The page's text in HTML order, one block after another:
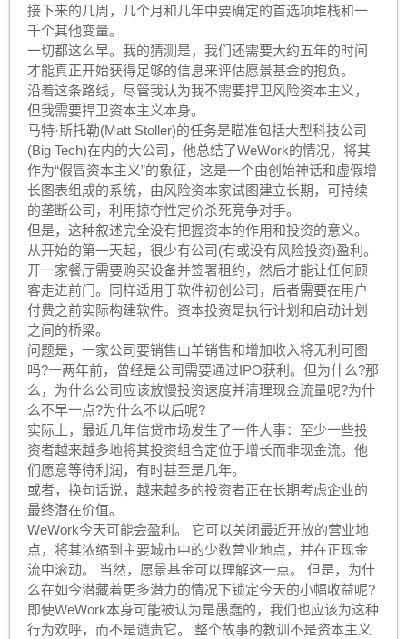
接下来的几周，几个月和几年中要确定的首选项堆栈和一
千个其他变量。
一切都这么早。我的猜测是，我们还需要大约五年的时间
才能真正开始获得足够的信息来评估愿景基金的抱负。
沿着这条路线，尽管我认为我不需要捍卫风险资本主义，
但我需要捍卫资本主义本身。
马特·斯托勒(Matt Stoller)的任务是瞄准包括大型科技公司
(Big Tech)在内的大公司，他总结了WeWork的情况，将其
作为“假冒资本主义”的象征，这是一个由创始神话和虚假增
长图表组成的系统，由风险资本家试图建立长期，可持续
的垄断公司，利用掠夺性定价杀死竞争对手。
但是，这种叙述完全没有把握资本的作用和投资的意义。
从开始的第一天起，很少有公司(有或没有风险投资)盈利。
开一家餐厅需要购买设备并签署租约，然后才能让任何顾
客走进前门。同样适用于软件初创公司，后者需要在用户
付费之前实际构建软件。资本投资是执行计划和启动计划
之间的桥梁。
问题是，一家公司要销售山羊销售和增加收入将无利可图
吗?一两年前，曾经是公司需要通过IPO获利。但为什么?那
么，为什么公司应该放慢投资速度并清理现金流量呢?为什
么不早一点?为什么不以后呢?
实际上，最近几年信贷市场发生了一件大事：至少一些投
资者越来越多地将其投资组合定位于增长而非现金流。他
们愿意等待利润，有时甚至是几年。
或者，换句话说，越来越多的投资者正在长期考虑企业的
最终潜在价值。
WeWork今天可能会盈利。 它可以关闭最近开放的营业地
点，将其浓缩到主要城市中的少数营业地点，并在正现金
流中滚动。 当然，愿景基金可以理解这一点。 但是，为什
么在如今潜藏着更多潜力的情况下锁定今天的小幅收益呢?
即使WeWork本身可能被认为是愚蠢的，我们也应该为这种
行为欢呼，而不是谴责它。 整个故事的教训不是资本主义